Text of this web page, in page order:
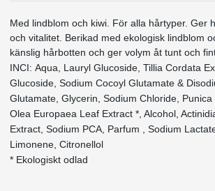
Med lindblom och kiwi. För alla hårtyper. Ger
och vitalitet. Berikad med ekologisk lindblom
känslig hårbotten och ger volym åt tunt och
INCI: Aqua, Lauryl Glucoside, Tillia Cordata
Glucoside, Sodium Cocoyl Glutamate &
Glutamate, Glycerin, Sodium Chloride, Punica
Olea Europaea Leaf Extract *, Alcohol,
Extract, Sodium PCA, Parfum , Sodium
Limonene, Citronellol
* Ekologiskt odlad